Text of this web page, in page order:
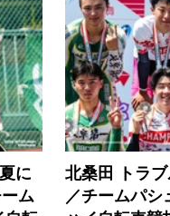
に
ム
北桑田 トラ
／チームパシ